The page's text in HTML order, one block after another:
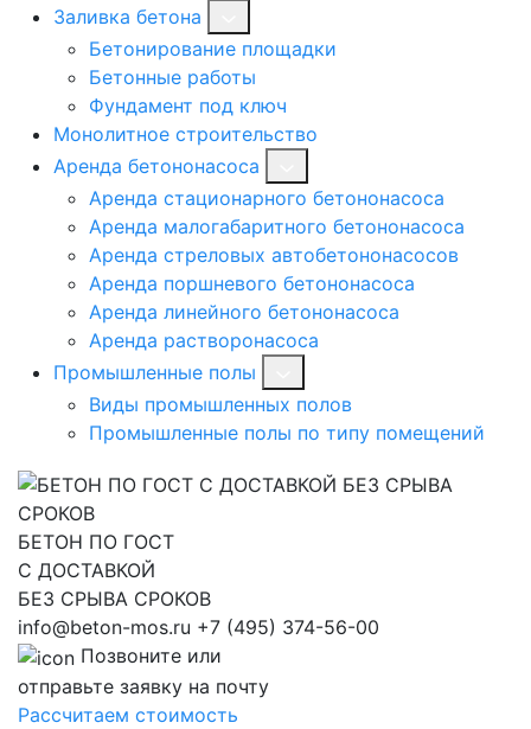
Заливка бетона
Бетонирование площадки
Бетонные работы
Фундамент под ключ
Монолитное строительство
Аренда бетононасоса
Аренда стационарного бетононасоса
Аренда малогабаритного бетононасоса
Аренда стреловых автобетононасосов
Аренда поршневого бетононасоса
Аренда линейного бетононасоса
Аренда растворонасоса
Промышленные полы
Виды промышленных полов
Промышленные полы по типу помещений
БЕТОН ПО ГОСТ
С ДОСТАВКОЙ
БЕЗ СРЫВА СРОКОВ
info@beton-mos.ru +7 (495) 374-56-00
Позвоните или
отправьте заявку на почту
Рассчитаем стоимость